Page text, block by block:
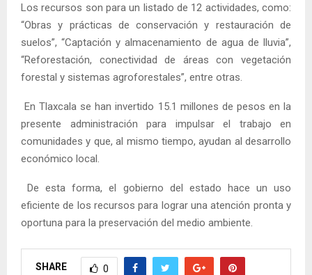
Los recursos son para un listado de 12 actividades, como:
“Obras y prácticas de conservación y restauración de
suelos”, “Captación y almacenamiento de agua de lluvia”,
“Reforestación, conectividad de áreas con vegetación
forestal y sistemas agroforestales”, entre otras.
En Tlaxcala se han invertido 15.1 millones de pesos en la
presente administración para impulsar el trabajo en
comunidades y que, al mismo tiempo, ayudan al desarrollo
económico local.
De esta forma, el gobierno del estado hace un uso
eficiente de los recursos para lograr una atención pronta y
oportuna para la preservación del medio ambiente.
SHARE 0